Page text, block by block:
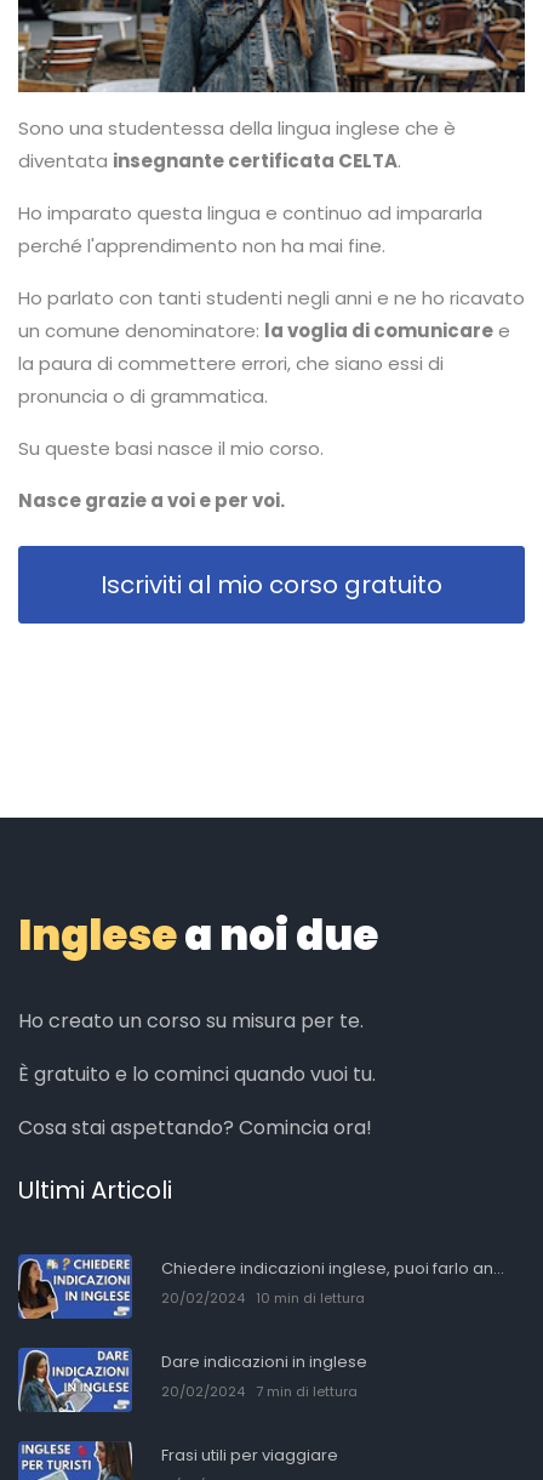
Sono una studentessa della lingua inglese che è
diventata insegnante certificata CELTA.
Ho imparato questa lingua e continuo ad impararla
perché l'apprendimento non ha mai fine.
Ho parlato con tanti studenti negli anni e ne ho ricavato
un comune denominatore: la voglia di comunicaree
la paura di commettere errori, che siano essi di
pronuncia o di grammatica.
Su queste basi nasce il mio corso.
Nasce grazie a voi e per voi.
Iscriviti al mio corso gratuito
Inglesea noi due
Ho creato un corso su misura per te.
È gratuito e lo cominci quando vuoi tu.
Cosa stai aspettando? Comincia ora!
Ultimi Articoli
Chiedere indicazioni inglese, puoi farlo an...
20/02/2024 10 min di lettura
Dare indicazioni in inglese
20/02/2024 7 min di lettura
Frasi utili per viaggiare